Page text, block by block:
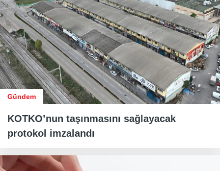
Gündem
KOTKO’nun taşınmasını sağlayacak
protokol imzalandı